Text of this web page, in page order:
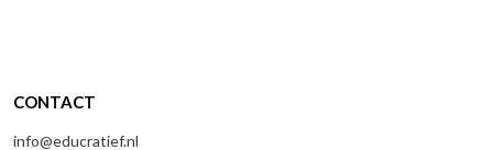
CONTACT
info@educratief.nl